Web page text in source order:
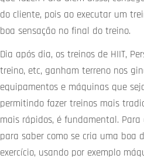
do cliente, pois ao executar um
boa sensação no final do treino.
Dia após dia, os treinos de HIIT,
treino, etc, ganham terreno nos
equipamentos e máquinas que
permitindo fazer treinos mais
mais rápidos, é fundamental.
para saber como se cria uma boa
exercício, usando por exemplo